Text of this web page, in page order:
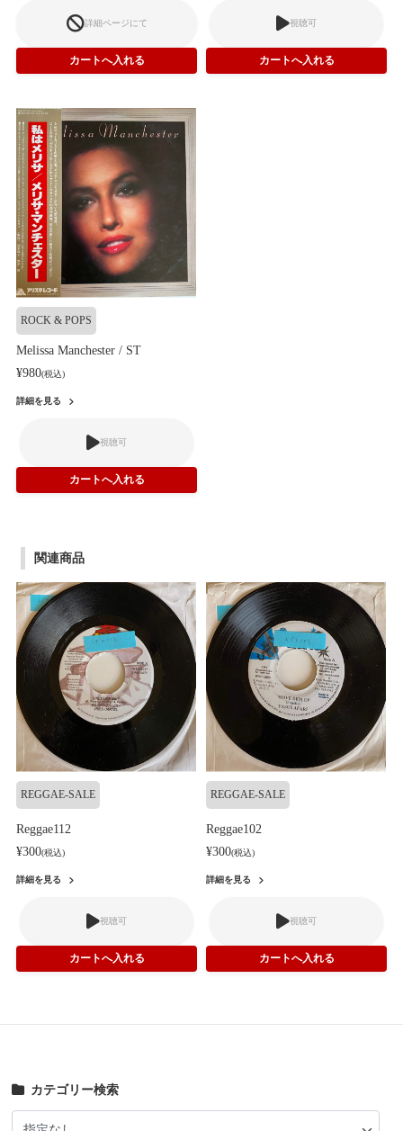
詳細ページにて 視聴可
ROCK & POPS
Melissa Manchester / ST
¥980(税込)
詳細を見る
視聴可
関連商品
REGGAE-SALE
Reggae112
¥300(税込)
詳細を見る
視聴可
REGGAE-SALE
Reggae102
¥300(税込)
詳細を見る
視聴可
カテゴリー検索